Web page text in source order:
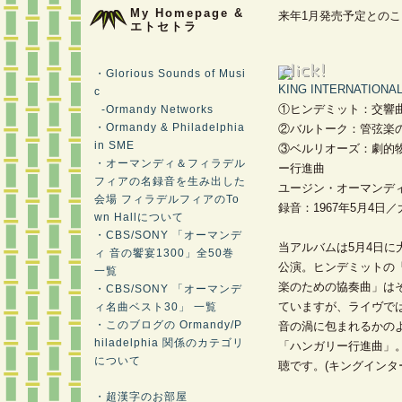
My Homepage &
エトセトラ
・Glorious Sounds of Musi
c
-Ormandy Networks
・Ormandy & Philadelphia
in SME
・オーマンディ＆フィラデル
フィアの名録音を生み出した
会場 フィラデルフィアのTo
wn Hallについて
・CBS/SONY 「オーマンデ
ィ 音の饗宴1300」全50巻
一覧
・CBS/SONY 「オーマンデ
ィ名曲ベスト30」 一覧
・このブログの Ormandy/P
hiladelphia 関係のカテゴリ
について
・超漢字のお部屋
来年1月発売予定との
KING
①ヒンデミット：交響
②バルトーク：管弦楽
③ベルリオーズ：劇的
ー行進曲
ユージン・オーマンデ
録音：1967年5月4日
当アルバムは5月4日に
公演。ヒンデミットの
楽のための協奏曲」は
ていますが、ライヴで
音の渦に包まれるかの
「ハンガリー行進曲
聴です。(キングインタ